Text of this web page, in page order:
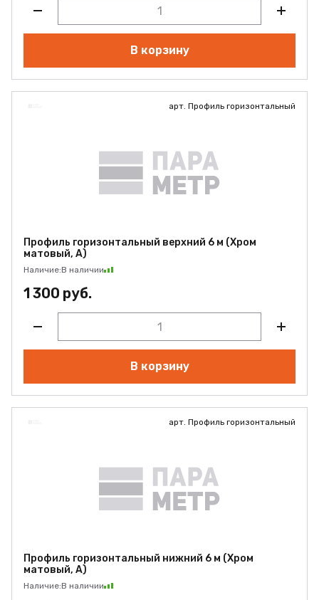
В корзину
арт. Профиль горизонтальный
Профиль горизонтальный верхний 6 м (Хром
матовый, А)
Наличие:В наличии
1 300 руб.
В корзину
арт. Профиль горизонтальный
Профиль горизонтальный нижний 6 м (Хром
матовый, А)
Наличие:В наличии